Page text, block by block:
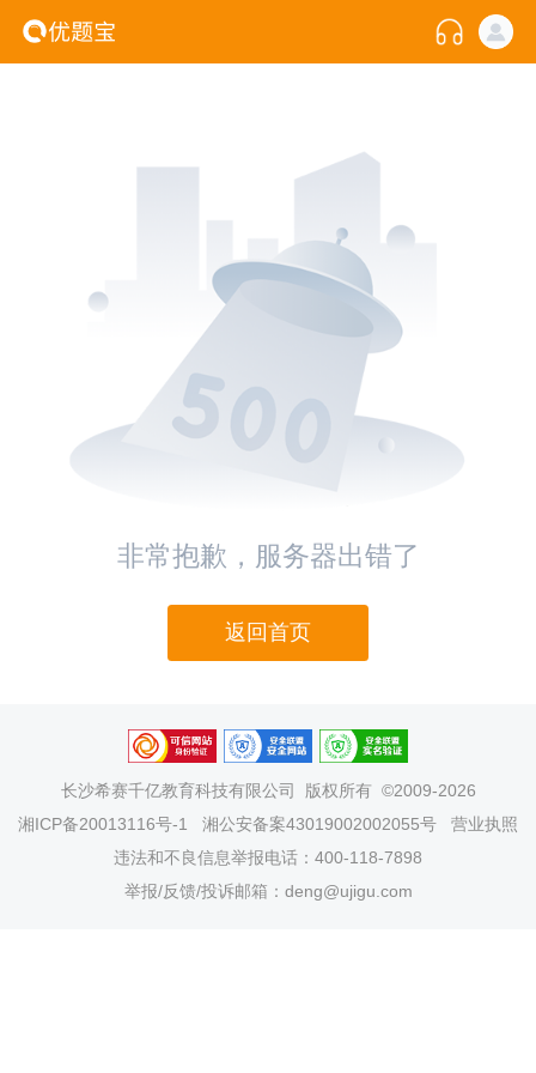
非常抱歉，服务器出错了
返回首页
长沙希赛千亿教育科技有限公司
版权所有 ©2009-2026
湘ICP备20013116号-1
湘公安备案43019002002055号
营业执照
违法和不良信息举报电话：400-118-7898
举报/反馈/投诉邮箱：deng@ujigu.com